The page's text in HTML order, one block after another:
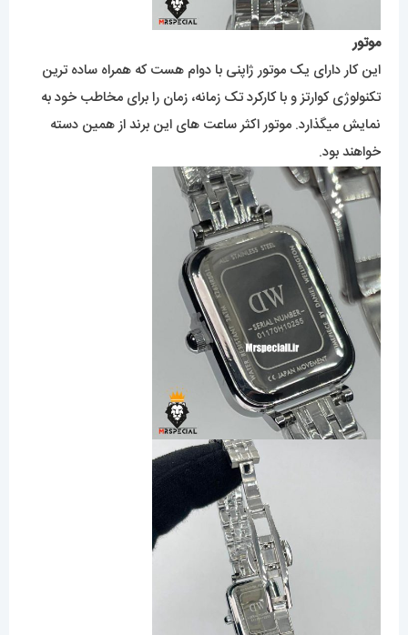
موتور
این کار دارای یک موتور ژاپنی با دوام هست که همراه ساده ترین
تکنولوژی کوارتز و با کارکرد تک زمانه، زمان را برای مخاطب خود به
نمایش میگذارد. موتور اکثر ساعت های این برند از همین دسته
خواهند بود.